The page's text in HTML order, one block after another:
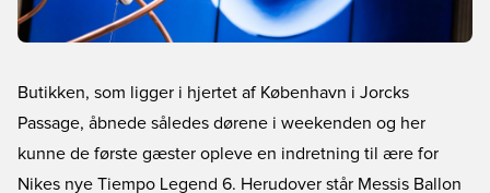
Butikken, som ligger i hjertet af København i Jorcks
Passage, åbnede således dørene i weekenden og her
kunne de første gæster opleve en indretning til ære for
Nikes nye Tiempo Legend 6. Herudover står Messis Ballon